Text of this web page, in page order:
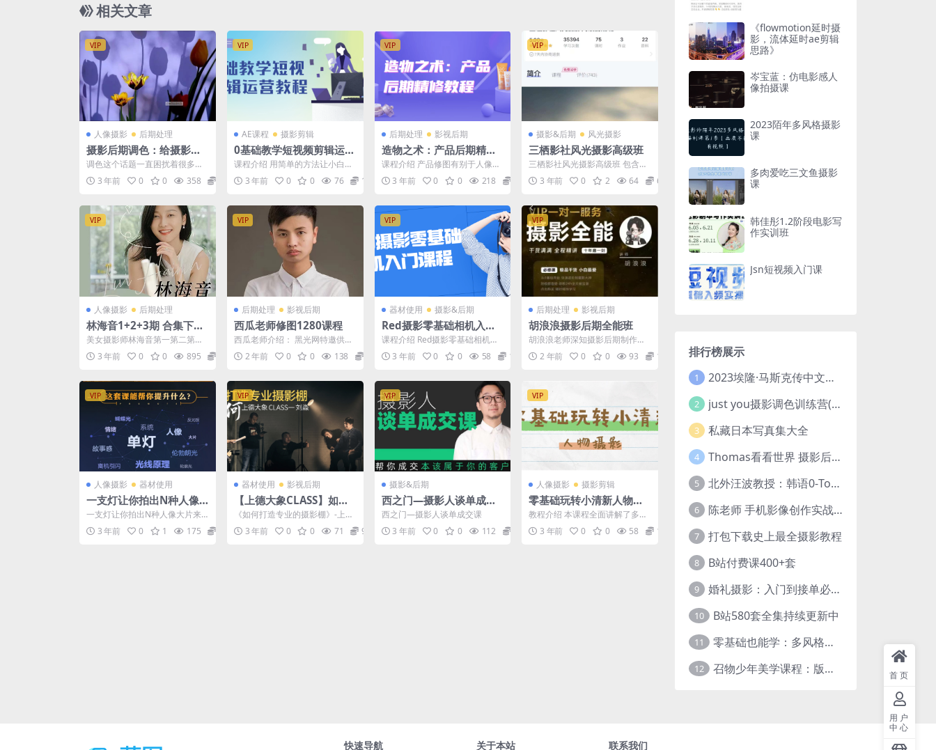
相关文章
VIP
人像摄影 后期处理
摄影后期调色：给摄影爱
好者的色彩课
调色这个话题一直困扰着很多朋
友，Tracy老师这两年开设过两次
调色课程，有帮助过...
3 年前 0 0 358 12.9
VIP
AE课程 摄影剪辑
0基础教学短视频剪辑运营
教程
课程介绍 用简单的方法让小白都
能快速玩转短视频;课程简单易
懂，带你从小白变达人，...
3 年前 0 0 76 12.9
VIP
后期处理 影视后期
造物之术：产品后期精修
教程
课程介绍 产品修图有别于人像修
图，除了需要体现美感，气氛，
品质感这些软功以外，还...
3 年前 0 0 218 12.9
VIP
摄影&后期 风光摄影
三栖影社风光摄影高级班
三栖影社风光摄影高级班 包含现
场操作技术和前沿的创作思路
3 年前 0 2 64 66.9
VIP
人像摄影 后期处理
林海音1+2+3期 合集下载
百度网盘
美女摄影师林海音第一第二第三
期完结课程
3 年前 0 0 895 29.9
VIP
后期处理 影视后期
西瓜老师修图1280课程
西瓜老师介绍： 黑光网特邀供稿
老师 儿童摄影杂志推荐优秀摄影
师 人像摄影杂志供稿...
2 年前 0 0 138 12.9
VIP
器材使用 摄影&后期
Red摄影零基础相机入门
课程
课程介绍 Red摄影零基础相机入
门课程是为零基础学员设计的摄
影培训课程。通过系统...
3 年前 0 0 58 12.9
VIP
后期处理 影视后期
胡浪浪摄影后期全能班
胡浪浪老师深知摄影后期制作的
复杂性和挑战性，因此他设计的
摄影后期全能班课程，将系...
2 年前 0 0 93 12.9
VIP
人像摄影 器材使用
一支灯让你拍出N种人像
大片
一支灯让你拍出N种人像大片来
自蜂鸟微课堂，蜂鸟摄影 单灯人
像 人像摄影
3 年前 0 1 175 12.9
VIP
器材使用 影视后期
【上德大象CLASS】如何
打造专业的摄影棚
《如何打造专业的摄影棚》-上德
大象Class 教程目录 & 更新计划
|... 3 年前 0 0 71 9.9
VIP
摄影&后期
西之门—摄影人谈单成交
课
西之门—摄影人谈单成交课
3 年前
0 0 112 66.9
VIP
人像摄影 摄影剪辑
零基础玩转小清新人物摄
影
教程介绍 本课程全面讲解了多种
构图思路和技巧，运用不同天气
拍出不一样的小清新风格...
3 年前 0 0 58 12.9
《flowmotion延时摄
影，流体延时ae剪辑
思路》
岑宝蓝：仿电影感人
像拍摄课
2023陌年多风格摄影
课
多肉爱吃三文鱼摄影
课
韩佳彤1.2阶段电影写
作实训班
Jsn短视频入门课
排行榜展示
1 2023埃隆·马斯克传中文版 电子书pdf
2 just you摄影调色训练营(已加密}
3 私藏日本写真集大全
4 Thomas看看世界 摄影后期调色：给摄影爱好者的色彩课 网盘下载
5 北外汪波教授：韩语0-Topik6全程班
6 陈老师 手机影像创作实战课程：从入门到精通【完结】
7 打包下载史上最全摄影教程
8 B站付费课400+套
9 婚礼摄影：入门到接单必修课
10 B站580套全集持续更新中
11 零基础也能学：多风格人像摄影系统课
12 召物少年美学课程：版式与视觉第五期
快速导航 关于本站 联系我们
首页
用户
中心